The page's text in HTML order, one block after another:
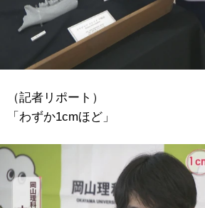
（記者リポート）
「わずか1cmほど」